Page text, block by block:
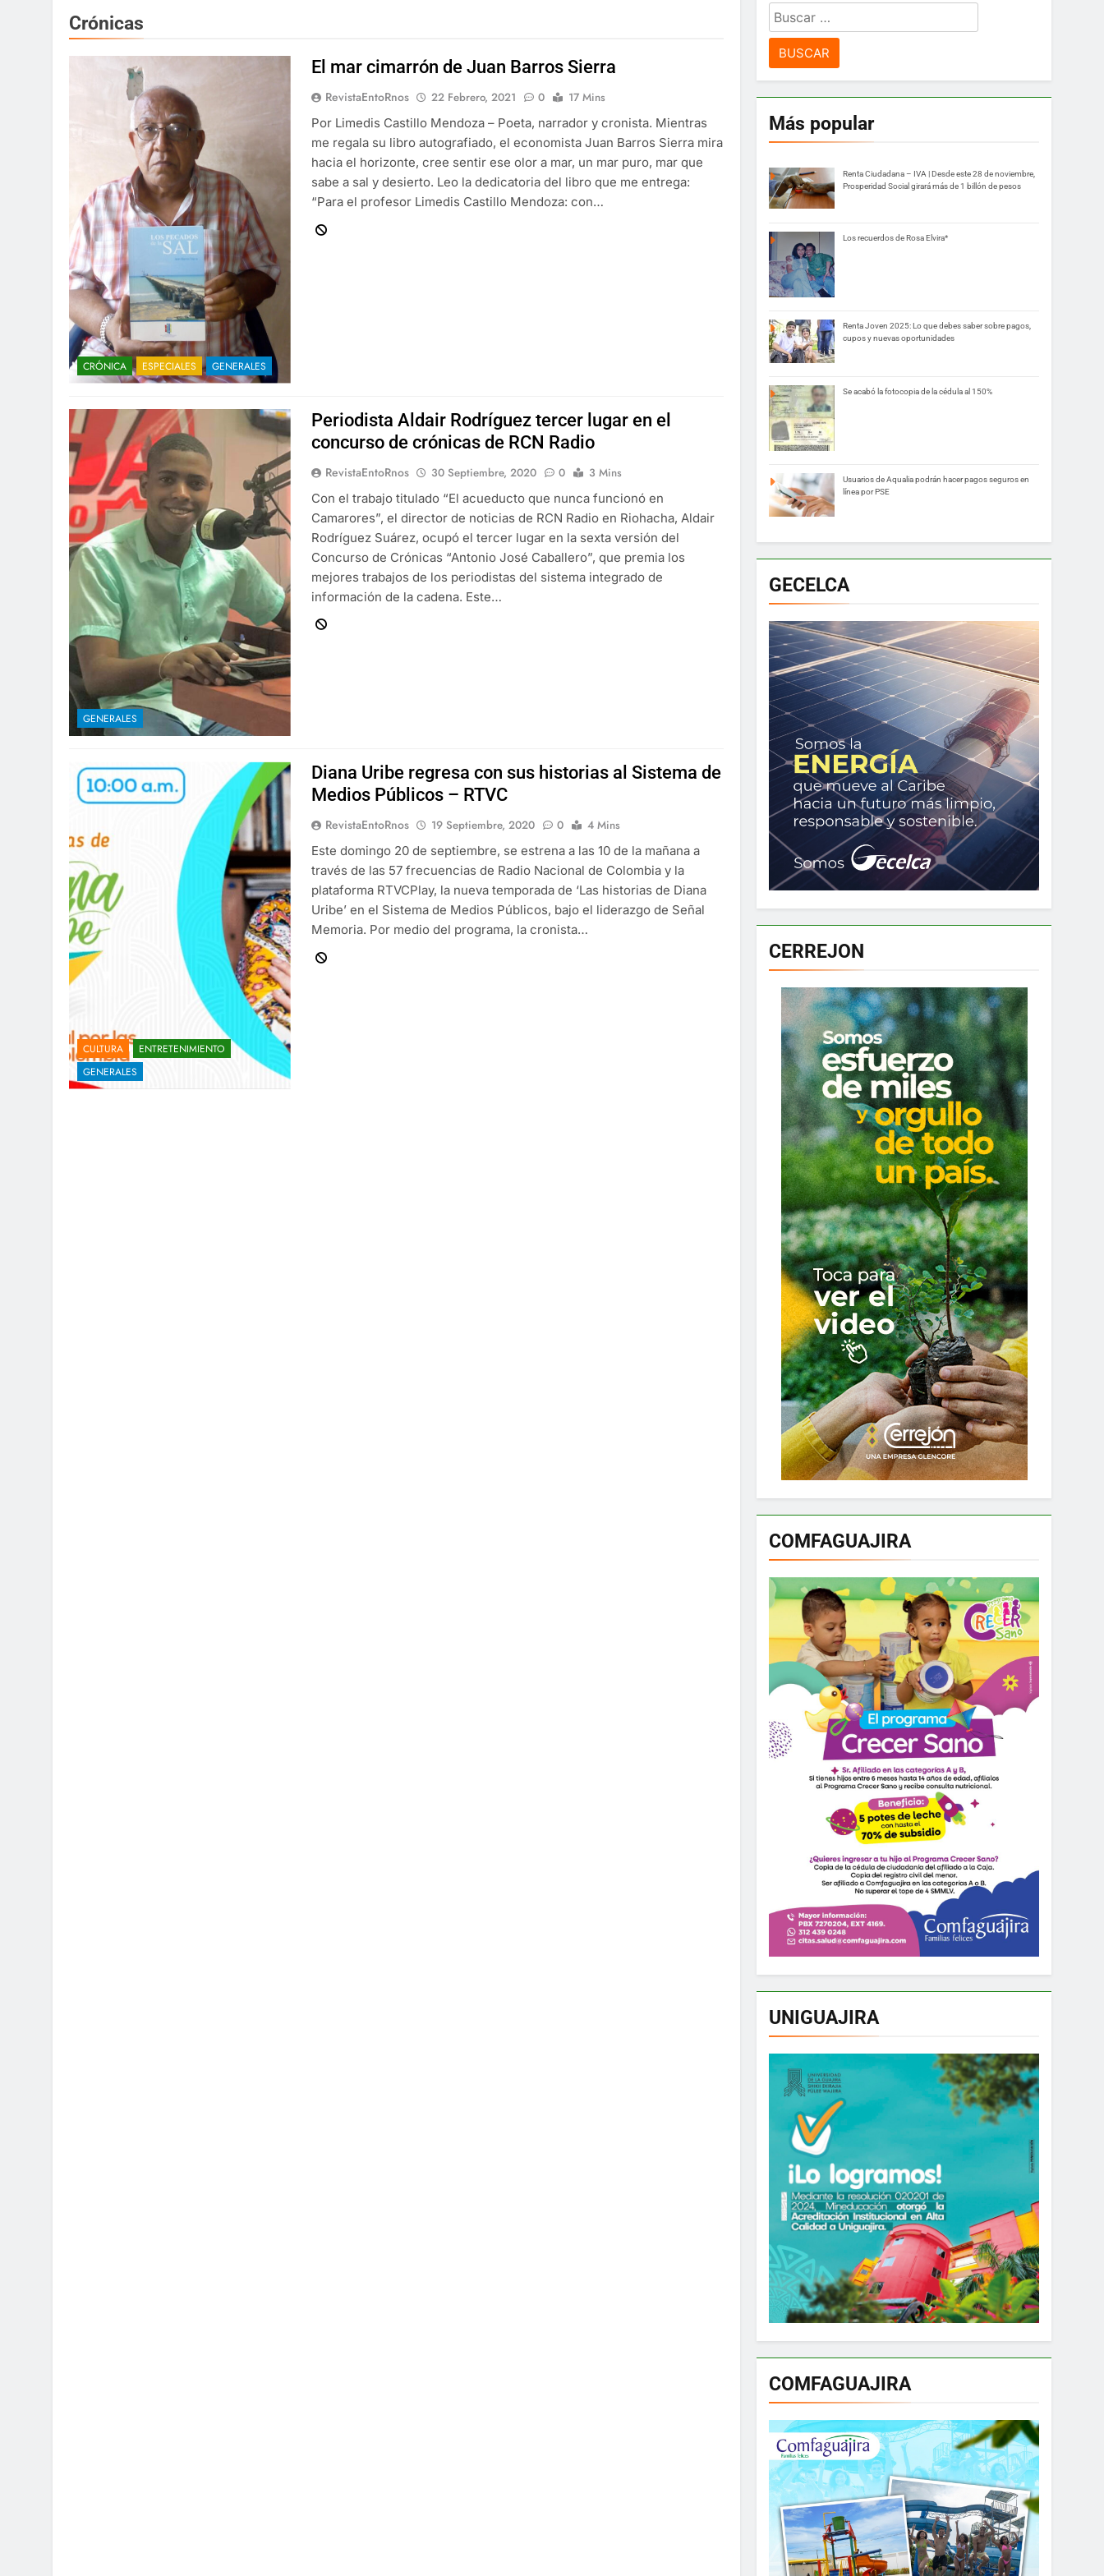
Crónicas
CRÓNICA ESPECIALES GENERALES
El mar cimarrón de Juan Barros Sierra
RevistaEntoRnos 22 Febrero, 2021 0
17 Mins
Por Limedis Castillo Mendoza – Poeta, narrador y cronista. Mientras
me regala su libro autografiado, el economista Juan Barros Sierra mira
hacia el horizonte, cree sentir ese olor a mar, un mar puro, mar que
sabe a sal y desierto. Leo la dedicatoria del libro que me entrega:
“Para el profesor Limedis Castillo Mendoza: con…
GENERALES
Periodista Aldair Rodríguez tercer lugar en el
concurso de crónicas de RCN Radio
RevistaEntoRnos 30 Septiembre, 2020 0
3 Mins
Con el trabajo titulado “El acueducto que nunca funcionó en
Camarores”, el director de noticias de RCN Radio en Riohacha, Aldair
Rodríguez Suárez, ocupó el tercer lugar en la sexta versión del
Concurso de Crónicas “Antonio José Caballero”, que premia los
mejores trabajos de los periodistas del sistema integrado de
información de la cadena. Este…
CULTURA
ENTRETENIMIENTO
GENERALES
Diana Uribe regresa con sus historias al Sistema de
Medios Públicos – RTVC
RevistaEntoRnos 19 Septiembre, 2020 0
4 Mins
Este domingo 20 de septiembre, se estrena a las 10 de la mañana a
través de las 57 frecuencias de Radio Nacional de Colombia y la
plataforma RTVCPlay, la nueva temporada de ‘Las historias de Diana
Uribe’ en el Sistema de Medios Públicos, bajo el liderazgo de Señal
Memoria. Por medio del programa, la cronista…
Buscar:
Más popular
Renta Ciudadana – IVA | Desde este 28 de noviembre,
Prosperidad Social girará más de 1 billón de pesos
Los recuerdos de Rosa Elvira*
Renta Joven 2025: Lo que debes saber sobre pagos,
cupos y nuevas oportunidades
Se acabó la fotocopia de la cédula al 150%
Usuarios de Aqualia podrán hacer pagos seguros en
línea por PSE
GECELCA
CERREJON
COMFAGUAJIRA
UNIGUAJIRA
COMFAGUAJIRA